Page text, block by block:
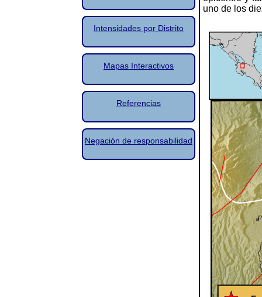
Intensidades por Distrito
Mapas Interactivos
Referencias
Negación de responsabilidad
uno de los